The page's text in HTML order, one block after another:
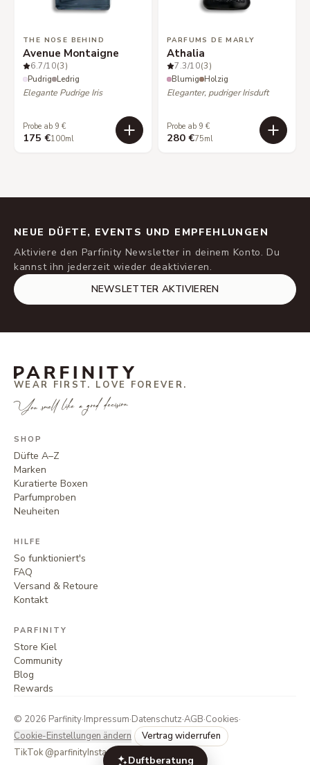
Duftberatung
THE NOSE BEHIND
Avenue Montaigne
6.7/10(3)
Pudrig Ledrig
Elegante Pudrige Iris
Probe ab 9 €
175 €100ml
PARFUMS DE MARLY
Athalia
7.3/10(3)
Blumig Holzig
Eleganter, pudriger Irisduft
Probe ab 9 €
280 €75ml
NEUE DÜFTE, EVENTS UND EMPFEHLUNGEN
Aktiviere den Parfinity Newsletter in deinem Konto. Du
kannst ihn jederzeit wieder deaktivieren.
NEWSLETTER AKTIVIEREN
WEAR FIRST. LOVE FOREVER.
You smell like a good decision.
SHOP
Düfte A–Z
Marken
Kuratierte Boxen
Parfumproben
Neuheiten
HILFE
So funktioniert's
FAQ
Versand & Retoure
Kontakt
PARFINITY
Store Kiel
Community
Blog
Rewards
© 2026 Parfinity·Impressum·Datenschutz·AGB·Cookies·
Cookie-Einstellungen ändern
Vertrag widerrufen
TikTok @parfinityInstagram @parfinity.de